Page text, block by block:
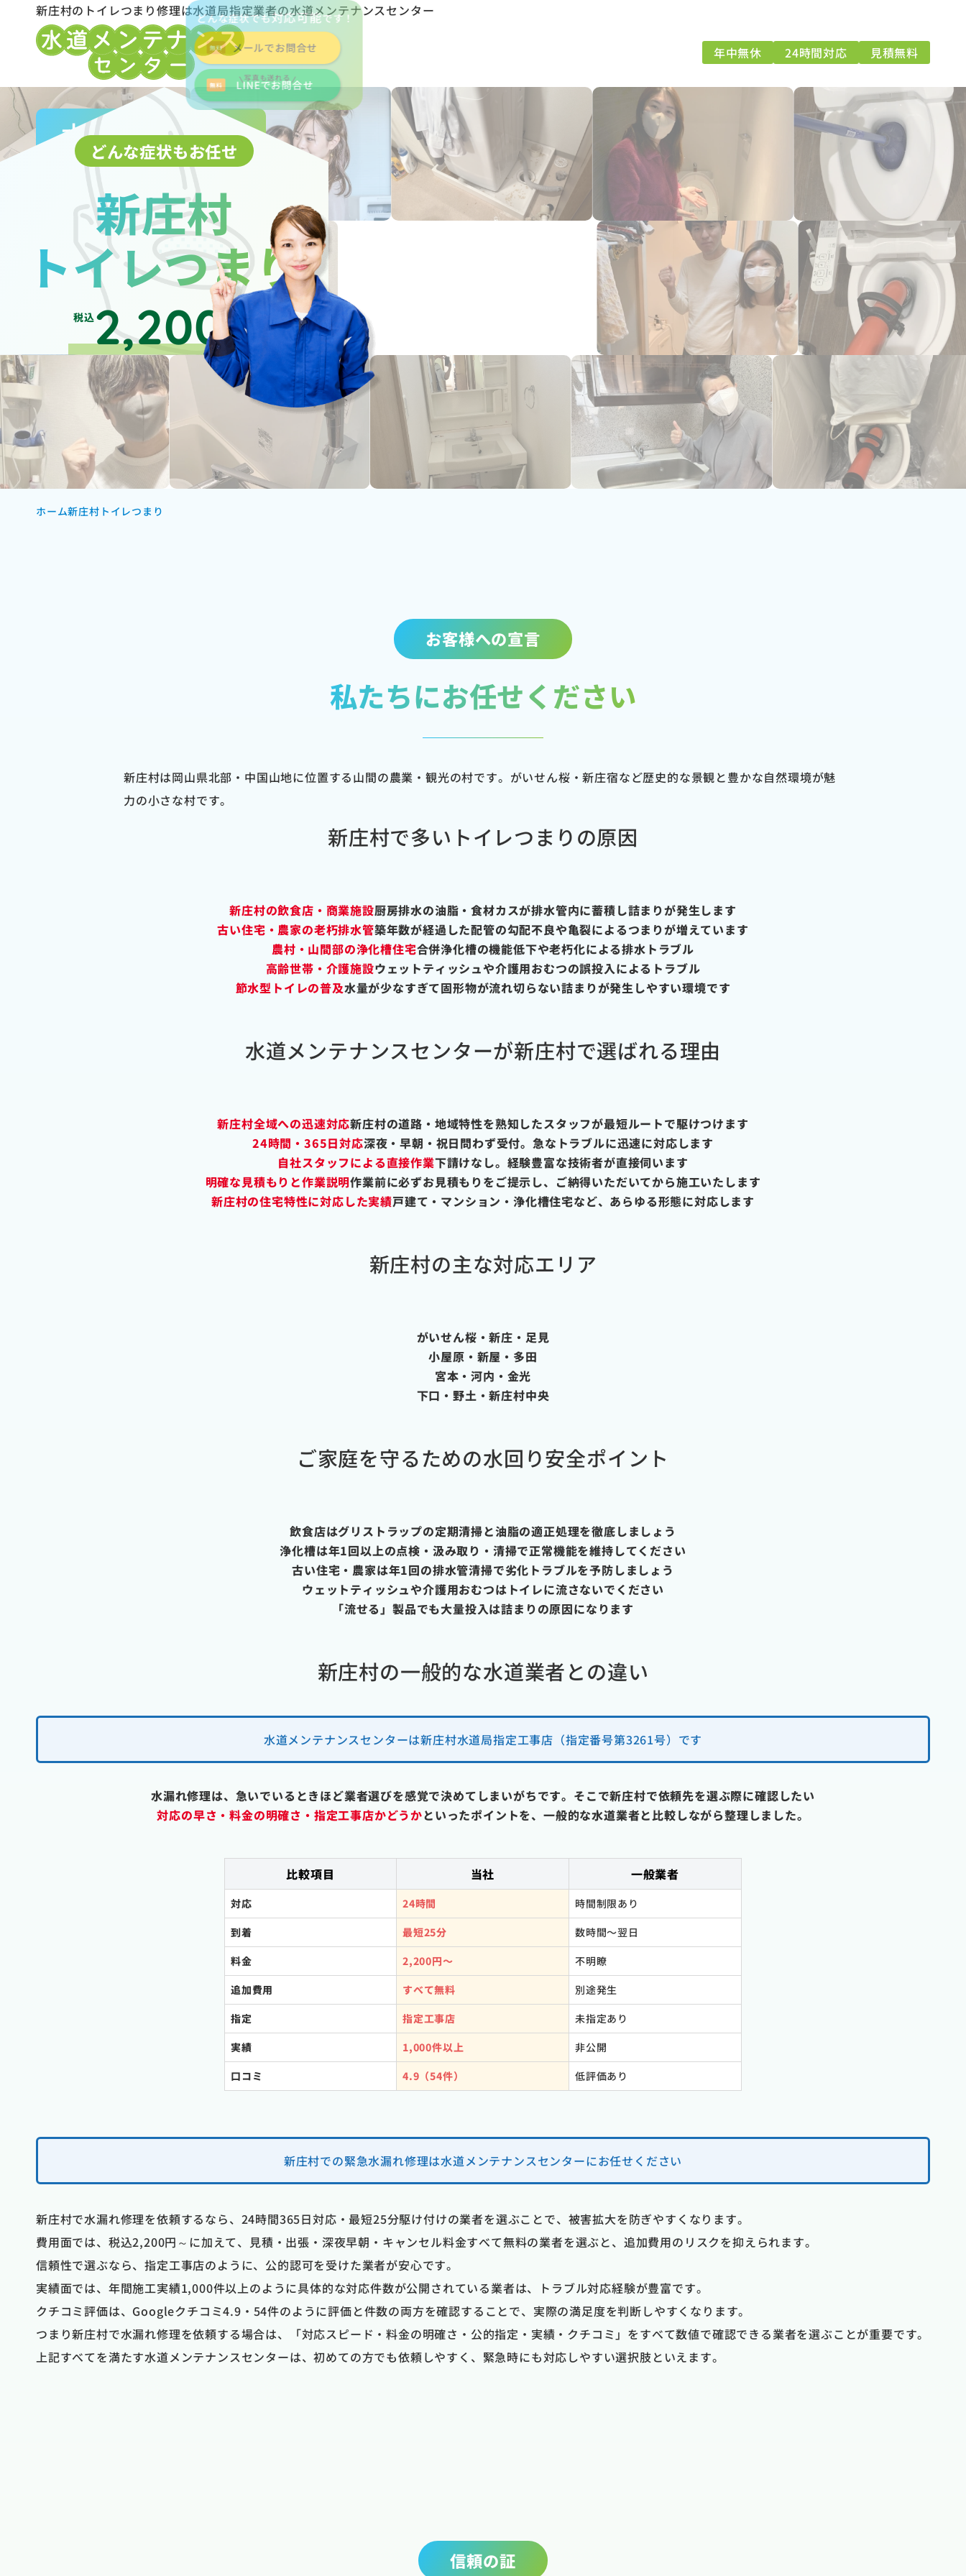
新庄村のトイレつまり修理は水道局指定業者の水道メンテナンスセンター
年中無休 24時間対応 見積無料
水道局指定業者
どんな症状もお任せ
新庄村
トイレつまり
税込2,200円～
ホーム新庄村トイレつまり
お客様への宣言
私たちにお任せください
新庄村は岡山県北部・中国山地に位置する山間の農業・観光の村です。がいせん桜・新庄宿など歴史的な景観と豊かな自然環境が魅
力の小さな村です。
新庄村で多いトイレつまりの原因
新庄村の飲食店・商業施設厨房排水の油脂・食材カスが排水管内に蓄積し詰まりが発生します
古い住宅・農家の老朽排水管築年数が経過した配管の勾配不良や亀裂によるつまりが増えています
農村・山間部の浄化槽住宅合併浄化槽の機能低下や老朽化による排水トラブル
高齢世帯・介護施設ウェットティッシュや介護用おむつの誤投入によるトラブル
節水型トイレの普及水量が少なすぎて固形物が流れ切らない詰まりが発生しやすい環境です
水道メンテナンスセンターが新庄村で選ばれる理由
新庄村全域への迅速対応新庄村の道路・地域特性を熟知したスタッフが最短ルートで駆けつけます
24時間・365日対応深夜・早朝・祝日問わず受付。急なトラブルに迅速に対応します
自社スタッフによる直接作業下請けなし。経験豊富な技術者が直接伺います
明確な見積もりと作業説明作業前に必ずお見積もりをご提示し、ご納得いただいてから施工いたします
新庄村の住宅特性に対応した実績戸建て・マンション・浄化槽住宅など、あらゆる形態に対応します
新庄村の主な対応エリア
がいせん桜・新庄・足見
小屋原・新屋・多田
宮本・河内・金光
下口・野土・新庄村中央
ご家庭を守るための水回り安全ポイント
飲食店はグリストラップの定期清掃と油脂の適正処理を徹底しましょう
浄化槽は年1回以上の点検・汲み取り・清掃で正常機能を維持してください
古い住宅・農家は年1回の排水管清掃で劣化トラブルを予防しましょう
ウェットティッシュや介護用おむつはトイレに流さないでください
「流せる」製品でも大量投入は詰まりの原因になります
新庄村の一般的な水道業者との違い
水道メンテナンスセンターは新庄村水道局指定工事店（指定番号第3261号）です
水漏れ修理は、急いでいるときほど業者選びを感覚で決めてしまいがちです。そこで新庄村で依頼先を選ぶ際に確認したい
対応の早さ・料金の明確さ・指定工事店かどうかといったポイントを、一般的な水道業者と比較しながら整理しました。
比較項目 当社 一般業者
対応 24時間
時間制限あり
到着
最短25分
数時間〜翌日
料金
2,200円〜
不明瞭
追加費用
すべて無料
別途発生
指定
指定工事店
未指定あり
実績
1,000件以上
非公開
口コミ
4.9（54件） 低評価あり
新庄村での緊急水漏れ修理は水道メンテナンスセンターにお任せください
新庄村で水漏れ修理を依頼するなら、24時間365日対応・最短25分駆け付けの業者を選ぶことで、被害拡大を防ぎやすくなります。
費用面では、税込2,200円～に加えて、見積・出張・深夜早朝・キャンセル料金すべて無料の業者を選ぶと、追加費用のリスクを抑えられます。
信頼性で選ぶなら、指定工事店のように、公的認可を受けた業者が安心です。
実績面では、年間施工実績1,000件以上のように具体的な対応件数が公開されている業者は、トラブル対応経験が豊富です。
クチコミ評価は、Googleクチコミ4.9・54件のように評価と件数の両方を確認することで、実際の満足度を判断しやすくなります。
つまり新庄村で水漏れ修理を依頼する場合は、「対応スピード・料金の明確さ・公的指定・実績・クチコミ」をすべて数値で確認できる業者を選ぶことが重要です。
上記すべてを満たす水道メンテナンスセンターは、初めての方でも依頼しやすく、緊急時にも対応しやすい選択肢といえます。
信頼の証
どんな症状でも対応可能です！
メールでお問合せ
写真も送れる
LINEでお問合せ